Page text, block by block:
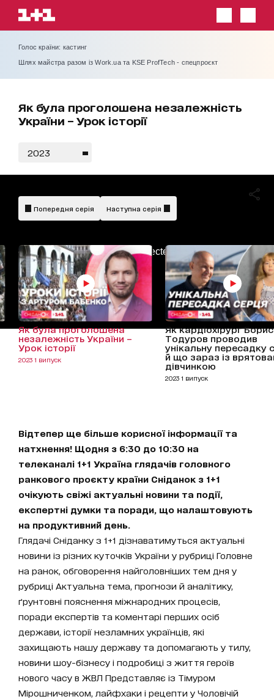
Голос країни: кастинг
Шлях майстра разом із Work.ua та KSE ProfTech - спецпроєкт
Як була проголошена незалежність
України – Урок історії
2023
AdBlockDetected!
Попередня серія Наступна серія
Як була проголошена
незалежність України –
Урок історії
2023 1 випуск
Як кардіохірург Борис
Тодуров проводив
унікальну пересадку
й що зараз із
дівчинкою
2023 1 випуск
Відтепер ще більше корисної інформації та
натхнення! Щодня з 6:30 до 10:30 на
телеканалі 1+1 Україна глядачів головного
ранкового проєкту країни Сніданок з 1+1
очікують свіжі актуальні новини та події,
експертні думки та поради, що налаштовують
на продуктивний день.
Глядачі Сніданку з 1+1 дізнаватимуться актуальні
новини із різних куточків України у рубриці Головне
на ранок, обговорення найголовніших тем дня у
рубриці Актуальна тема, прогнози й аналітику,
ґрунтовні пояснення міжнародних процесів,
поради експертів та коментарі перших осіб
держави, історії незламних українців, які
захищають нашу державу та допомагають у тилу,
новини шоу-бізнесу і подробиці з життя героїв
нового часу в ЖВЛ Представляє із Тімуром
Мірошниченком, лайфхаки і рецепти у Чоловічій